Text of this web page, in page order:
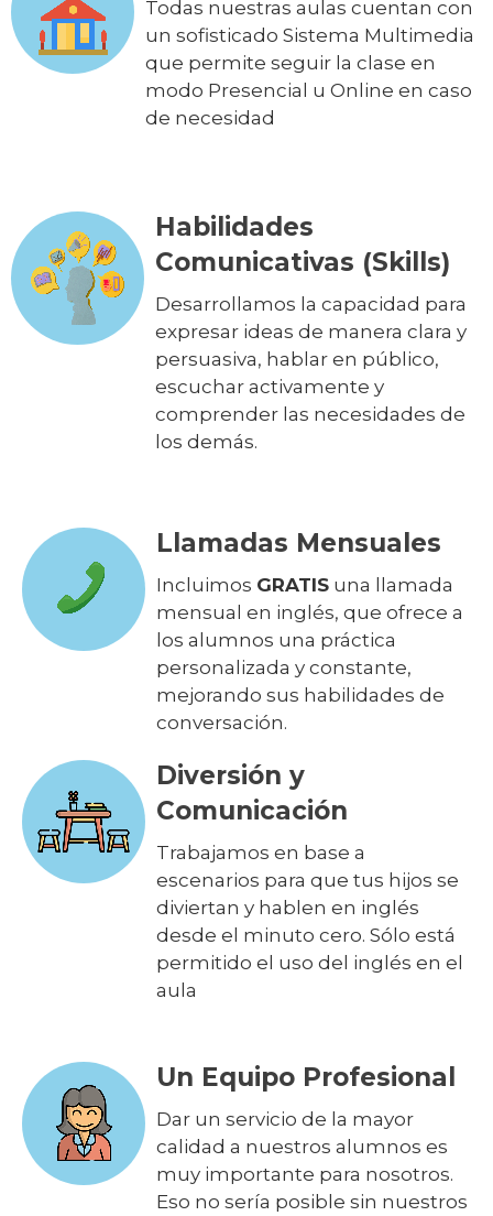
Todas nuestras aulas cuentan con
un sofisticado Sistema Multimedia
que permite seguir la clase en
modo Presencial u Online en caso
de necesidad
Habilidades
Comunicativas (Skills)
Desarrollamos la capacidad para
expresar ideas de manera clara y
persuasiva, hablar en público,
escuchar activamente y
comprender las necesidades de
los demás.
Llamadas Mensuales
Incluimos GRATIS una llamada
mensual en inglés, que ofrece a
los alumnos una práctica
personalizada y constante,
mejorando sus habilidades de
conversación.
Diversión y
Comunicación
Trabajamos en base a
escenarios para que tus hijos se
diviertan y hablen en inglés
desde el minuto cero. Sólo está
permitido el uso del inglés en el
aula
Un Equipo Profesional
Dar un servicio de la mayor
calidad a nuestros alumnos es
muy importante para nosotros.
Eso no sería posible sin nuestros